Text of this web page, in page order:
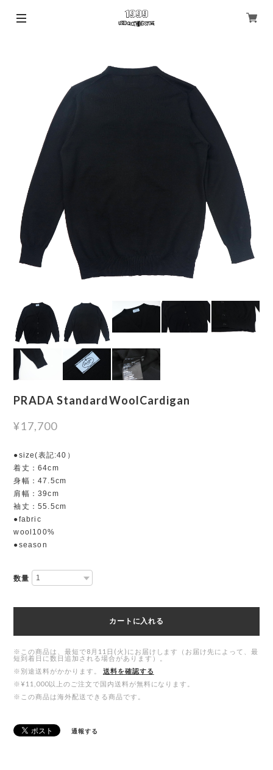
PRADA StandardWoolCardigan
¥17,700
●size(表記:40）
着丈：64cm
身幅：47.5cm
肩幅：39cm
袖丈：55.5cm
●fabric
wool100%
●season
数量
カートに入れる
※この商品は、最短で8月11日(火)にお届けします（お届け先によって、最
短到着日に数日追加される場合があります）。
※別途送料がかかります。
送料を確認する
※¥11,000以上のご注文で国内送料が無料になります。
※この商品は海外配送できる商品です。
通報する